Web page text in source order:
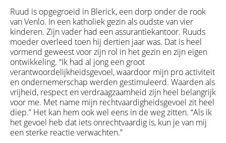
Ruud is opgegroeid in Blerick, een dorp onder de rook
van Venlo. In een katholiek gezin als oudste van vier
kinderen. Zijn vader had een assurantiekantoor. Ruuds
moeder overleed toen hij dertien jaar was. Dat is heel
vormend geweest voor zijn rol in het gezin en zijn eigen
ontwikkeling. “Ik had al jong een groot
verantwoordelijkheidsgevoel, waardoor mijn pro activiteit
en ondernemerschap werden gestimuleerd. Waarden als
vrijheid, respect en verdraagzaamheid zijn heel belangrijk
voor me. Met name mijn rechtvaardigheidsgevoel zit heel
diep.” Het kan hem ook wel eens in de weg zitten. “Als ik
het gevoel heb dat iets onrechtvaardig is, kun je van mij
een sterke reactie verwachten.”